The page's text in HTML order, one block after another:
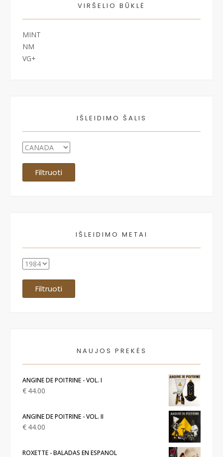
VIRŠELIO BŪKLĖ
MINT
NM
VG+
IŠLEIDIMO ŠALIS
Filtruoti
IŠLEIDIMO METAI
Filtruoti
NAUJOS PREKĖS
ANGINE DE POITRINE - VOL. I
€ 44.00
ANGINE DE POITRINE - VOL. II
€ 44.00
ROXETTE - BALADAS EN ESPANOL